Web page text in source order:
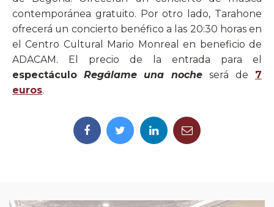
contemporánea gratuito. Por otro lado, Tarahone
ofrecerá un concierto benéfico a las 20:30 horas en
el Centro Cultural Mario Monreal en beneficio de
ADACAM. El precio de la entrada para el
espectáculoRegálame una nocheserá de 7
euros.